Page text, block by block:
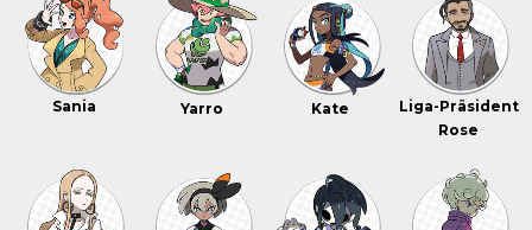
Sania Yarro Kate
Liga-Präsident
Rose